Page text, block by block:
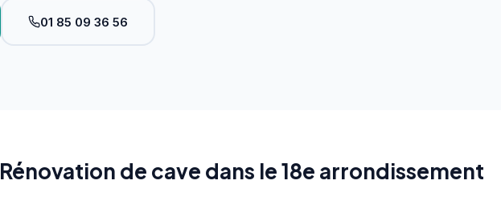
01 85 09 36 56
Rénovation de cave dans le 18e arrondissement